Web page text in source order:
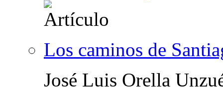
Los caminos de
José Luis Orella